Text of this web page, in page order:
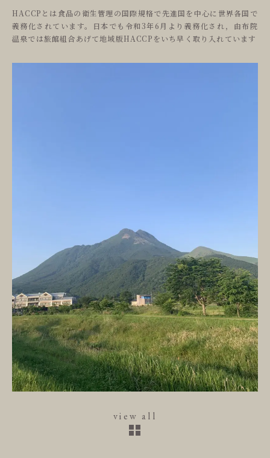
HACCPとは食品の衛生管理の国際規格で先進国を中心に世界各国で
義務化されています。日本でも令和3年6月より義務化され，由布院
温泉では旅館組合あげて地域版HACCPをいち早く取り入れています
view all